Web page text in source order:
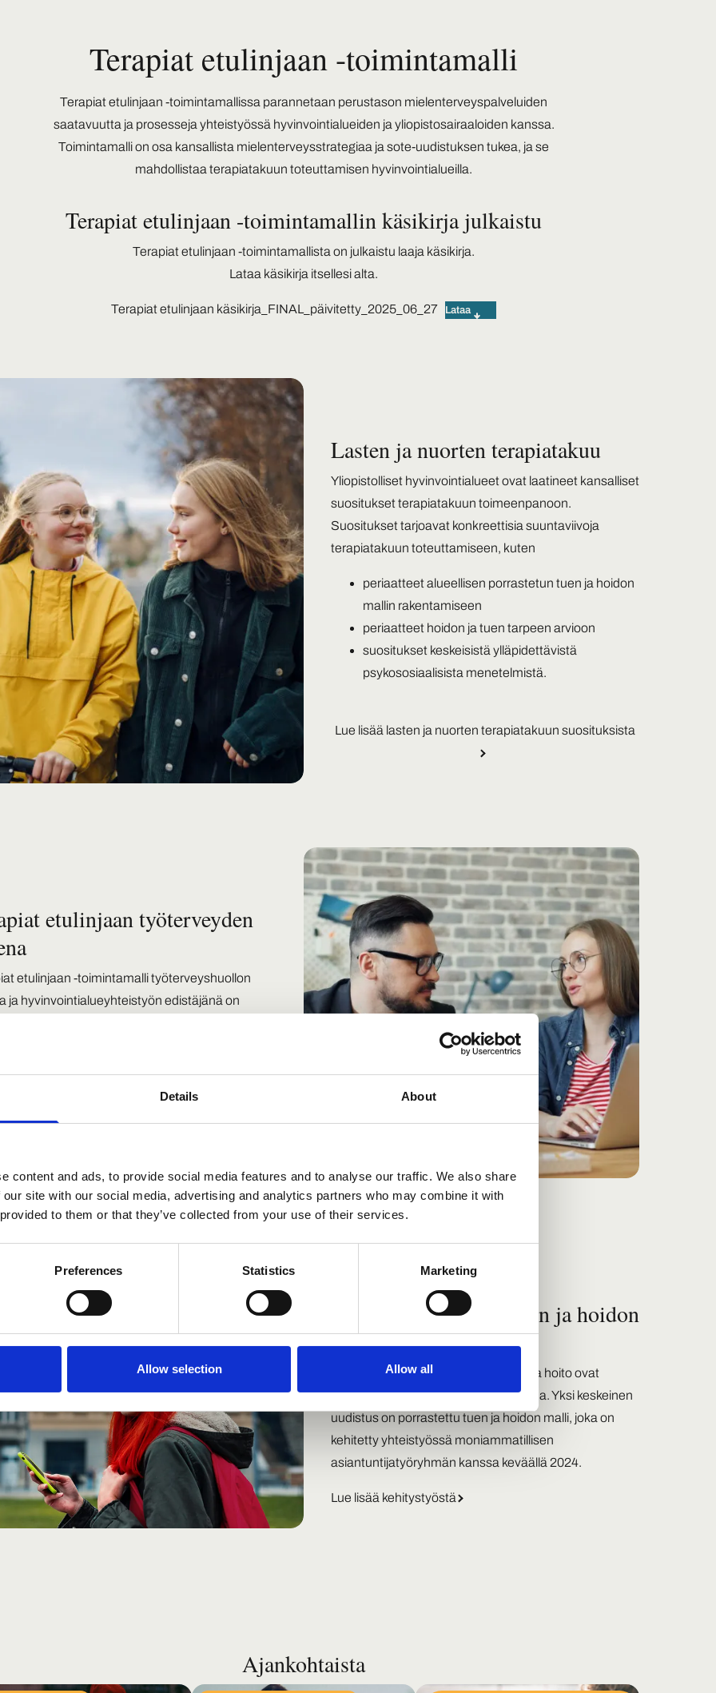
Details About
content and ads, to provide social media features and to analyse our traffic. We also share
site with our social media, advertising and analytics partners who may combine it with
to them or that they’ve collected from your use of their services.
Preferences Statistics Marketing
Allow selection Allow all
Terapiat etulinjaan -toimintamalli
Terapiat etulinjaan -toimintamallissa parannetaan perustason mielenterveyspalveluiden
saatavuutta ja prosesseja yhteistyössä hyvinvointialueiden ja yliopistosairaaloiden kanssa.
Toimintamalli on osa kansallista mielenterveysstrategiaa ja sote-uudistuksen tukea, ja se
mahdollistaa terapiatakuun toteuttamisen hyvinvointialueilla.
Terapiat etulinjaan -toimintamallin käsikirja julkaistu
Terapiat etulinjaan -toimintamallista on julkaistu laaja käsikirja.
Lataa käsikirja itsellesi alta.
Terapiat etulinjaan käsikirja_FINAL_päivitetty_2025_06_27 Lataa
Lasten ja nuorten terapiatakuu
Yliopistolliset hyvinvointialueet ovat laatineet kansalliset
suositukset terapiatakuun toimeenpanoon.
Suositukset tarjoavat konkreettisia suuntaviivoja
terapiatakuun toteuttamiseen, kuten
periaatteet alueellisen porrastetun tuen ja hoidon
mallin rakentamiseen
periaatteet hoidon ja tuen tarpeen arvioon
suositukset keskeisistä ylläpidettävistä
psykososiaalisista menetelmistä.
Lue lisää lasten ja nuorten terapiatakuun suosituksista
etulinjaan työterveyden
etulinjaan -toimintamalli työterveyshuollon
ja hyvinvointialueyhteistyön edistäjänä on
Nepsy – porrastettu tuen ja hoidon
malli
Neurokehityksellisten häiriöiden tuki ja hoito ovat
kehittyneet merkittävästi viime vuosina. Yksi keskeinen
uudistus on porrastettu tuen ja hoidon malli, joka on
kehitetty yhteistyössä moniammatillisen
asiantuntijatyöryhmän kanssa keväällä 2024.
Lue lisää kehitystyöstä
Ajankohtaista